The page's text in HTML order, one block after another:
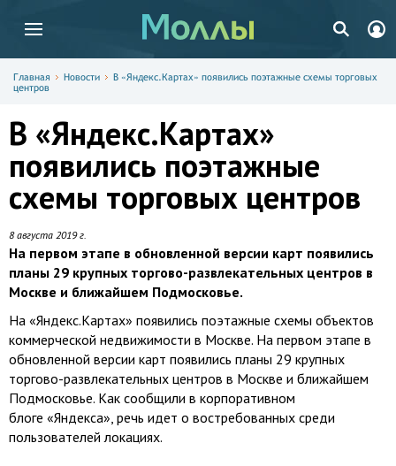
Главная Новости
В «Яндекс.Картах» появились поэтажные схемы торговых
центров
В «Яндекс.Картах»
появились поэтажные
схемы торговых центров
8 августа 2019 г.
На первом этапе в обновленной версии карт появились
планы 29 крупных торгово-развлекательных центров в
Москве и ближайшем Подмосковье.
На «Яндекс.Картах» появились поэтажные схемы объектов
коммерческой недвижимости в Москве. На первом этапе в
обновленной версии карт появились планы 29 крупных
торгово-развлекательных центров в Москве и ближайшем
Подмосковье. Как сообщили в корпоративном
блоге «Яндекса», речь идет о востребованных среди
пользователей локациях.